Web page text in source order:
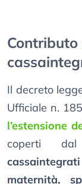
Il decreto
Ufficiale n.
l’estensione
coperti dal
maternità,